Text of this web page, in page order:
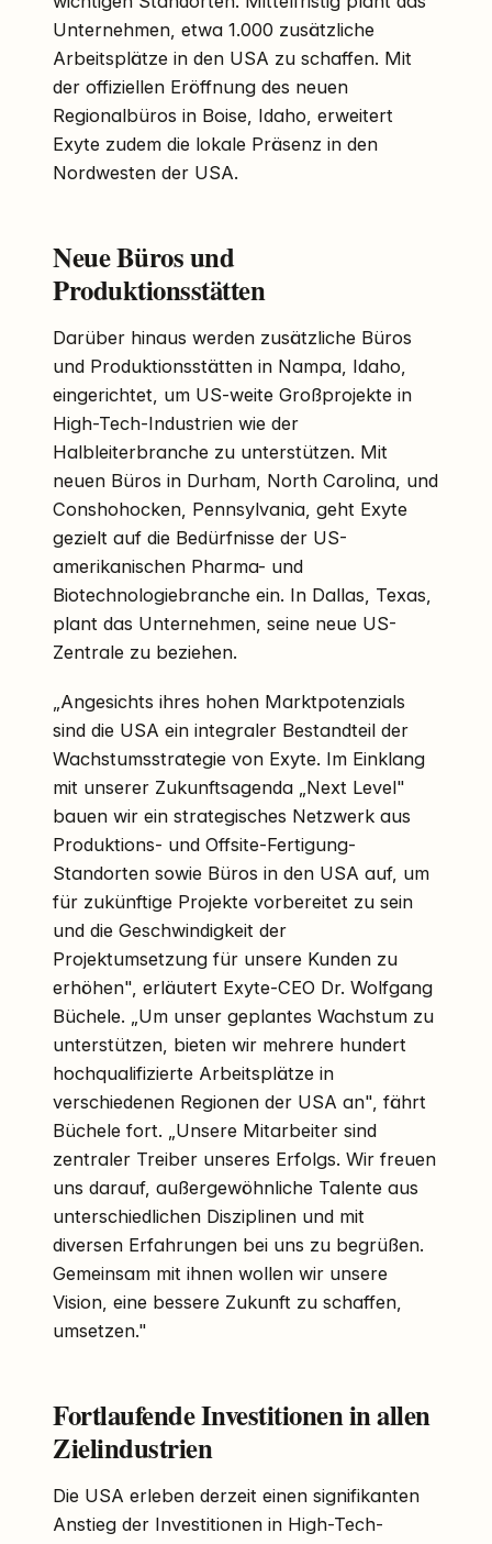
Unternehmen, etwa 1.000 zusätzliche
Arbeitsplätze in den USA zu schaffen. Mit
der offiziellen Eröffnung des neuen
Regionalbüros in Boise, Idaho, erweitert
Exyte zudem die lokale Präsenz in den
Nordwesten der USA.
Neue Büros und
Produktionsstätten
Darüber hinaus werden zusätzliche Büros
und Produktionsstätten in Nampa, Idaho,
eingerichtet, um US-weite Großprojekte in
High-Tech-Industrien wie der
Halbleiterbranche zu unterstützen. Mit
neuen Büros in Durham, North Carolina, und
Conshohocken, Pennsylvania, geht Exyte
gezielt auf die Bedürfnisse der US-
amerikanischen Pharma- und
Biotechnologiebranche ein. In Dallas, Texas,
plant das Unternehmen, seine neue US-
Zentrale zu beziehen.
„Angesichts ihres hohen Marktpotenzials
sind die USA ein integraler Bestandteil der
Wachstumsstrategie von Exyte. Im Einklang
mit unserer Zukunftsagenda „Next Level"
bauen wir ein strategisches Netzwerk aus
Produktions- und Offsite-Fertigung-
Standorten sowie Büros in den USA auf, um
für zukünftige Projekte vorbereitet zu sein
und die Geschwindigkeit der
Projektumsetzung für unsere Kunden zu
erhöhen", erläutert Exyte-CEO Dr. Wolfgang
Büchele. „Um unser geplantes Wachstum zu
unterstützen, bieten wir mehrere hundert
hochqualifizierte Arbeitsplätze in
verschiedenen Regionen der USA an", fährt
Büchele fort. „Unsere Mitarbeiter sind
zentraler Treiber unseres Erfolgs. Wir freuen
uns darauf, außergewöhnliche Talente aus
unterschiedlichen Disziplinen und mit
diversen Erfahrungen bei uns zu begrüßen.
Gemeinsam mit ihnen wollen wir unsere
Vision, eine bessere Zukunft zu schaffen,
umsetzen."
Fortlaufende Investitionen in allen
Zielindustrien
Die USA erleben derzeit einen signifikanten
Anstieg der Investitionen in High-Tech-